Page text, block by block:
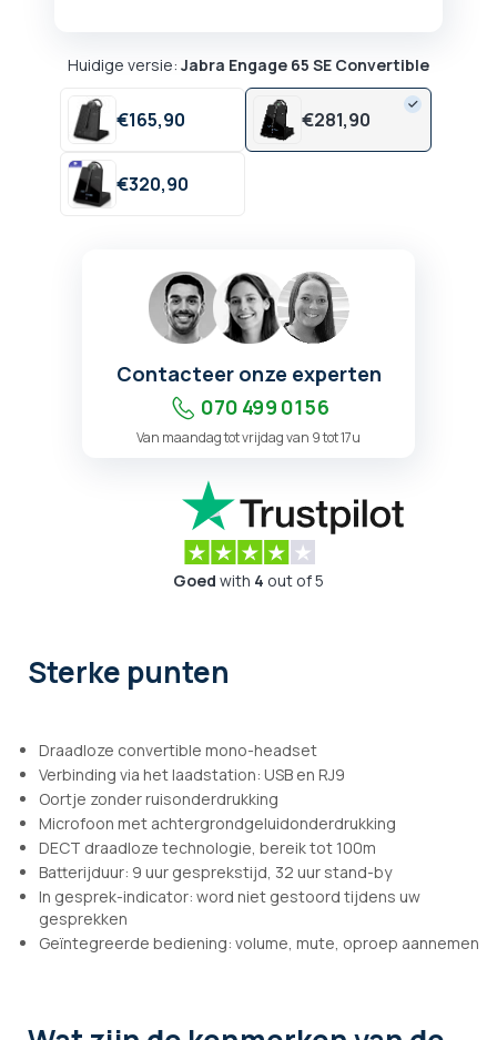
Huidige versie: Jabra Engage 65 SE Convertible
€165,90 €281,90
€320,90
Contacteer onze experten
070 499 01 56
Van maandag tot vrijdag van 9 tot 17u
Goed with 4 out of 5
Sterke punten
Draadloze convertible mono-headset
Verbinding via het laadstation: USB en RJ9
Oortje zonder ruisonderdrukking
Microfoon met achtergrondgeluidonderdrukking
DECT draadloze technologie, bereik tot 100m
Batterijduur: 9 uur gesprekstijd, 32 uur stand-by
In gesprek-indicator: word niet gestoord tijdens uw
gesprekken
Geïntegreerde bediening: volume, mute, oproep aannemen